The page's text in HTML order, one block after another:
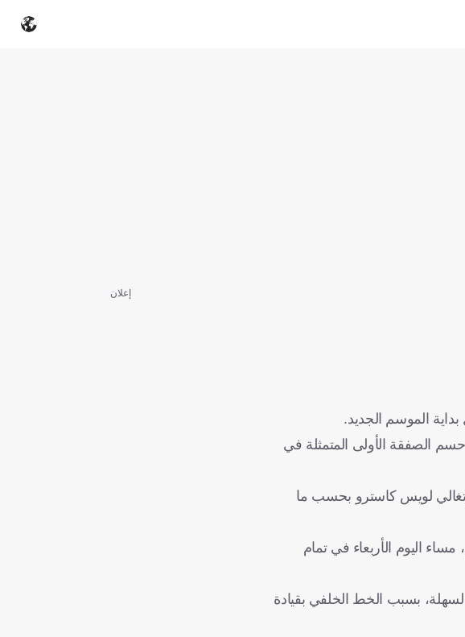
الموسم الجديد.
الصفقة الأولى المتمثلة في
لويس كاسترو بحسب ما
مساء اليوم الأربعاء في تمام
بسبب الخط الخلفي بقيادة
إعلان